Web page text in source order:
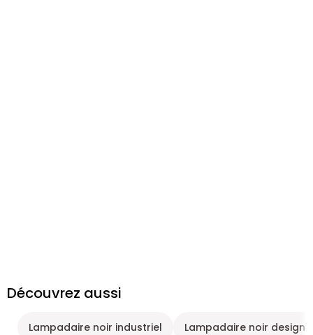
Découvrez aussi
Lampadaire noir industriel Lampadaire noir design